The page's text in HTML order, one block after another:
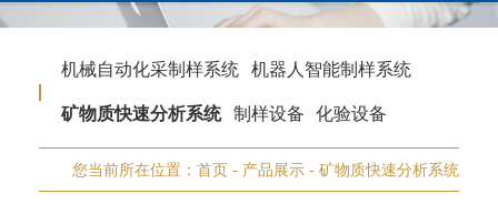
机械自动化采制样系统 机器人智能制样系统
矿物质快速分析系统 制样设备 化验设备
您当前所在位置： 首页 - 产品展示 - 矿物质快速分析系统